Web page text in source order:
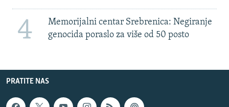
4
Memorijalni centar Srebrenica: Negiranje
genocida poraslo za više od 50 posto
PRATITE NAS